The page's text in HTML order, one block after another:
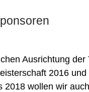
Ausrichtung der
2016 und
2018 wollen wir